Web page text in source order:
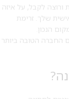
לקבל, על איזה
שלך. זרימת
הנכון.
החברה הטובה ביותר